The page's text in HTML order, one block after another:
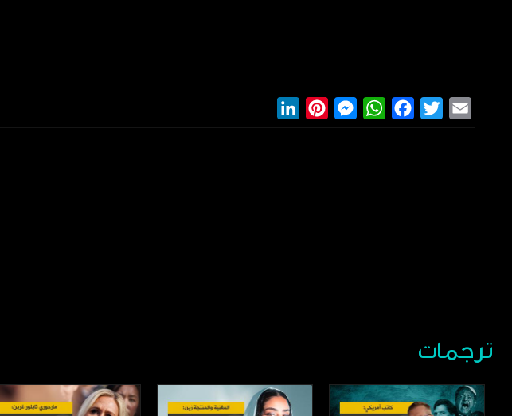
LinkedInPinterestMessengerWhatsAppFacebook
Twitter
ترجمات